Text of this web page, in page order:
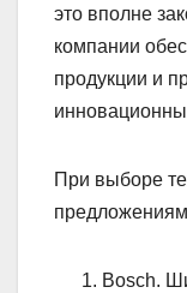
это вполне
компании
продукции и
При выборе
Bosch.